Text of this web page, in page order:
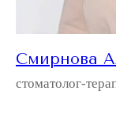
Смирнова
стоматолог-